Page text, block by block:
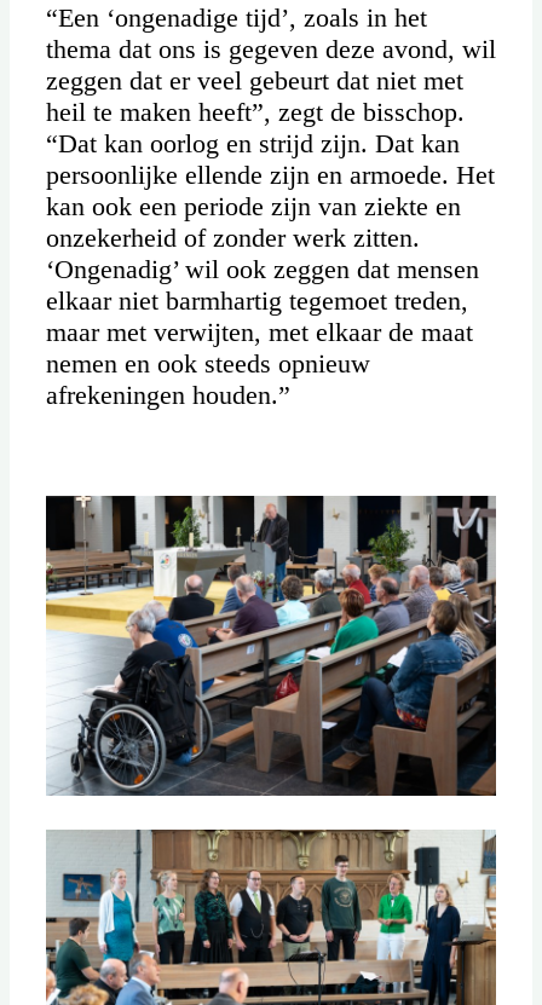
“Een ‘ongenadige tijd’, zoals in het
thema dat ons is gegeven deze avond, wil
zeggen dat er veel gebeurt dat niet met
heil te maken heeft”, zegt de bisschop.
“Dat kan oorlog en strijd zijn. Dat kan
persoonlijke ellende zijn en armoede. Het
kan ook een periode zijn van ziekte en
onzekerheid of zonder werk zitten.
‘Ongenadig’ wil ook zeggen dat mensen
elkaar niet barmhartig tegemoet treden,
maar met verwijten, met elkaar de maat
nemen en ook steeds opnieuw
afrekeningen houden.”